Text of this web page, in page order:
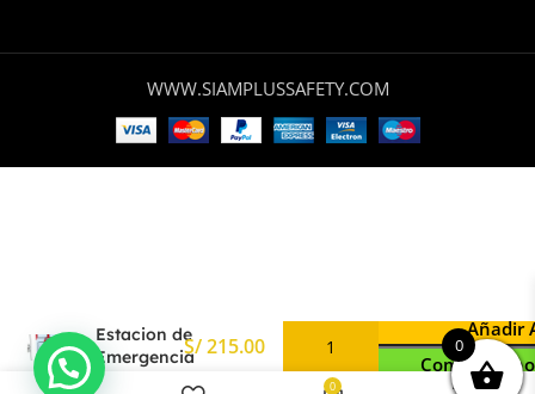
WWW.SIAMPLUSSAFETY.COM
Estacion de
Emergencia
Nacional
Añadir
Comprar
0
0